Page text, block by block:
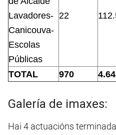
Lavadores-
Canicouva-
Escolas
Públicas
22
TOTAL 970
Galería de imaxes:
Hai 4 actuacións